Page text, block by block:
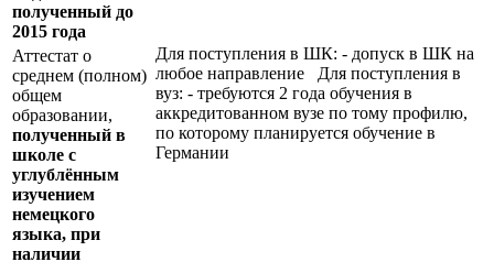
полученный до
2015 года
Для поступления в ШК: - допуск в ШК на
любое направление Для поступления в
вуз: - требуются 2 года обучения в
аккредитованном вузе по тому профилю,
по которому планируется обучение в
Германии
Аттестат о
среднем (полном)
общем
образовании,
полученный в
школе с
углублённым
изучением
немецкого
языка, при
наличии